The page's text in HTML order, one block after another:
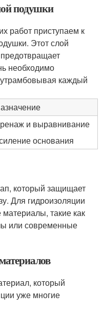
подушки
работ приступаем к
Этот слой
необходимо
каждый
и выравнивание
основания
который защищает
Для гидроизоляции
такие как
или современные
который
уже многие